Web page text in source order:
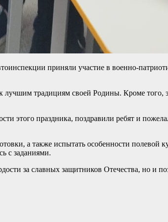
приняли участие в военно-
традициям своей Родины. Кроме того,
этого праздника, поздравили ребят и
а также испытать особенности
с заданиями.
за славных защитников Отечества, но и